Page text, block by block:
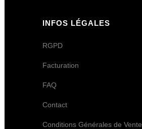
INFOS LÉGALES
RGPD
Facturation
FAQ
Contact
Conditions Générales de Vente